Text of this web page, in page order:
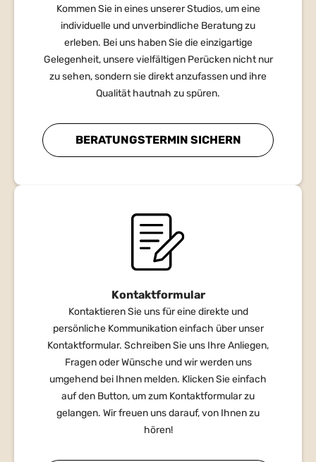
Kommen Sie in eines unserer Studios, um eine
individuelle und unverbindliche Beratung zu
erleben. Bei uns haben Sie die einzigartige
Gelegenheit, unsere vielfältigen Perücken nicht nur
zu sehen, sondern sie direkt anzufassen und ihre
Qualität hautnah zu spüren.
BERATUNGSTERMIN SICHERN
Kontaktformular
Kontaktieren Sie uns für eine direkte und
persönliche Kommunikation einfach über unser
Kontaktformular. Schreiben Sie uns Ihre Anliegen,
Fragen oder Wünsche und wir werden uns
umgehend bei Ihnen melden. Klicken Sie einfach
auf den Button, um zum Kontaktformular zu
gelangen. Wir freuen uns darauf, von Ihnen zu
hören!